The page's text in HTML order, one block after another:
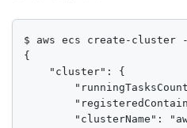
$ aws ecs create-cluster
{
    "cluster": {
"clusterName":